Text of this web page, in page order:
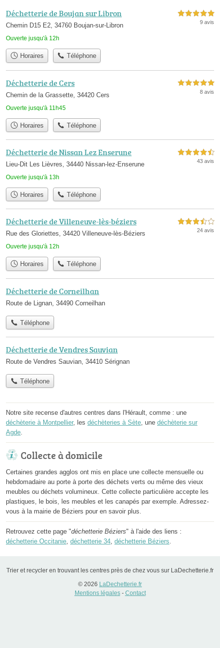
Déchetterie de Boujan sur Libron
Chemin D15 E2, 34760 Boujan-sur-Libron
Ouverte jusqu'à 12h
5,0 étoiles sur 5
9 avis
Horaires Téléphone
Déchetterie de Cers
Chemin de la Grassette, 34420 Cers
Ouverte jusqu'à 11h45
5,0 étoiles sur 5
8 avis
Horaires Téléphone
Déchetterie de Nissan Lez Enserune
Lieu-Dit Les Lièvres, 34440 Nissan-lez-Enserune
Ouverte jusqu'à 13h
4,5 étoiles sur 5
43 avis
Horaires Téléphone
Déchetterie de Villeneuve-lès-béziers
Rue des Gloriettes, 34420 Villeneuve-lès-Béziers
Ouverte jusqu'à 12h
3,5 étoiles sur 5
24 avis
Horaires Téléphone
Déchetterie de Corneilhan
Route de Lignan, 34490 Corneilhan
Téléphone
Déchetterie de Vendres Sauvian
Route de Vendres Sauvian, 34410 Sérignan
Téléphone
Notre site recense d'autres centres dans l'Hérault, comme : une
déchèterie à Montpellier, les déchèteries à Sète, une déchèterie sur
Agde.
Collecte à domicile
Certaines grandes agglos ont mis en place une collecte mensuelle ou
hebdomadaire au porte à porte des déchets verts ou même des vieux
meubles ou déchets volumineux. Cette collecte particulière accepte les
plastiques, le bois, les meubles et les canapés par exemple. Adressez-
vous à la mairie de Béziers pour en savoir plus.
Retrouvez cette page "déchetterie Béziers" à l'aide des liens :
déchetterie Occitanie, déchetterie 34, déchetterie Béziers.
Trier et recycler en trouvant les centres près de chez vous sur LaDechetterie.fr
© 2026 LaDechetterie.fr
Mentions légales- Contact